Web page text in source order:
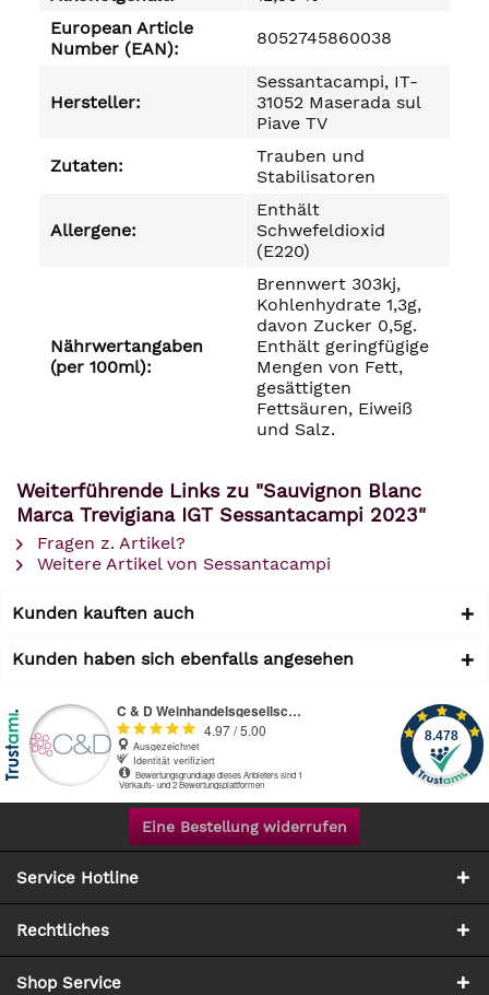
European Article
Number (EAN):
8052745860038
Hersteller:
Sessantacampi, IT-
31052 Maserada sul
Piave TV
Zutaten:
Trauben und
Stabilisatoren
Allergene:
Enthält
Schwefeldioxid
(E220)
Nährwertangaben
(per 100ml):
Brennwert 303kj,
Kohlenhydrate 1,3g,
davon Zucker 0,5g.
Enthält geringfügige
Mengen von Fett,
gesättigten
Fettsäuren, Eiweiß
und Salz.
Weiterführende Links zu "Sauvignon Blanc
Marca Trevigiana IGT Sessantacampi 2023"
Fragen z. Artikel?
Weitere Artikel von Sessantacampi
Kunden kauften auch
Kunden haben sich ebenfalls angesehen
Eine Bestellung widerrufen
Service Hotline
Rechtliches
Shop Service